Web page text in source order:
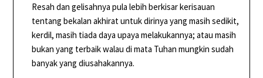
Resah dan gelisahnya pula lebih berkisar kerisauan
tentang bekalan akhirat untuk dirinya yang masih sedikit,
kerdil, masih tiada daya upaya melakukannya; atau masih
bukan yang terbaik walau di mata Tuhan mungkin sudah
banyak yang diusahakannya.